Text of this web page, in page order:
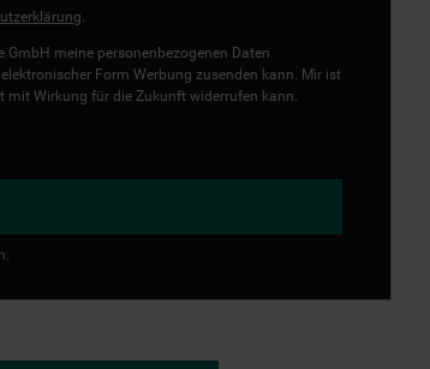
meine personenbezogenen Daten
Form Werbung zusenden kann. Mir ist
Wirkung für die Zukunft widerrufen kann.